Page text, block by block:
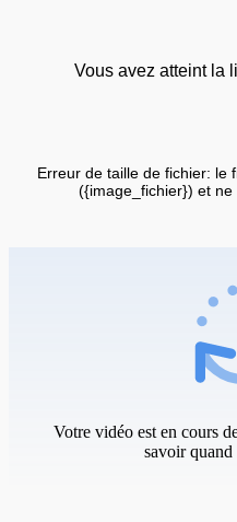
Vous avez atteint la
Erreur de taille de fichier: le
({image_fichier}) et ne
Votre vidéo est en cours
savoir